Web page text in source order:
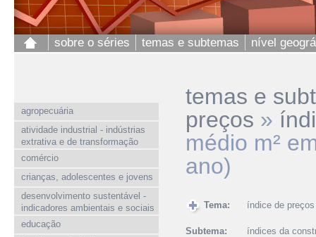
sobre o séries temas e subtemas nível
agropecuária
atividade industrial - indústrias
extrativa e de transformação
comércio
crianças, adolescentes e jovens
desenvolvimento sustentável -
indicadores ambientais e sociais
educação
temas e
preços »
médio m²
ano)
Tema: índice de preços
Subtema:
índices da